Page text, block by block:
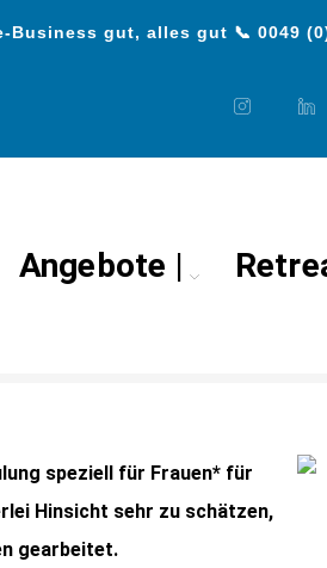
Business gut, alles gut 📞 0049
Angebote |
Media<<
speziell für Frauen* für
Hinsicht sehr zu schätzen,
gearbeitet.